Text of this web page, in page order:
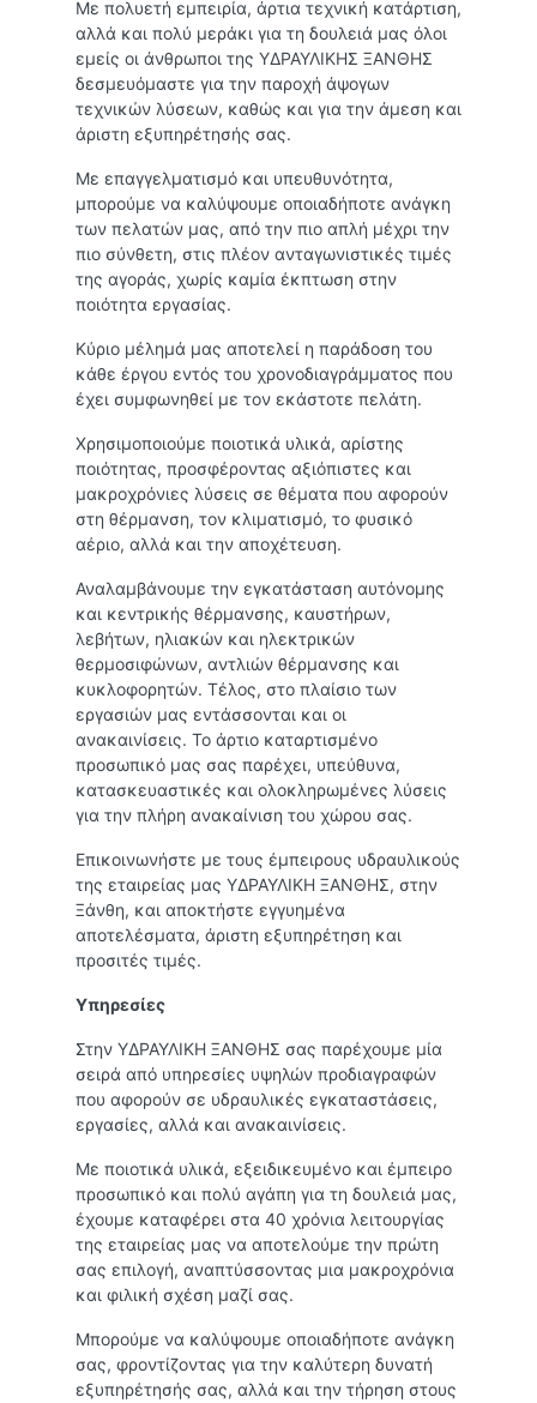
Με πολυετή εμπειρία, άρτια τεχνική κατάρτιση,
αλλά και πολύ μεράκι για τη δουλειά μας όλοι
εμείς οι άνθρωποι της ΥΔΡΑΥΛΙΚΗΣ ΞΑΝΘΗΣ
δεσμευόμαστε για την παροχή άψογων
τεχνικών λύσεων, καθώς και για την άμεση και
άριστη εξυπηρέτησής σας.
Με επαγγελματισμό και υπευθυνότητα,
μπορούμε να καλύψουμε οποιαδήποτε ανάγκη
των πελατών μας, από την πιο απλή μέχρι την
πιο σύνθετη, στις πλέον ανταγωνιστικές τιμές
της αγοράς, χωρίς καμία έκπτωση στην
ποιότητα εργασίας.
Κύριο μέλημά μας αποτελεί η παράδοση του
κάθε έργου εντός του χρονοδιαγράμματος που
έχει συμφωνηθεί με τον εκάστοτε πελάτη.
Χρησιμοποιούμε ποιοτικά υλικά, αρίστης
ποιότητας, προσφέροντας αξιόπιστες και
μακροχρόνιες λύσεις σε θέματα που αφορούν
στη θέρμανση, τον κλιματισμό, το φυσικό
αέριο, αλλά και την αποχέτευση.
Αναλαμβάνουμε την εγκατάσταση αυτόνομης
και κεντρικής θέρμανσης, καυστήρων,
λεβήτων, ηλιακών και ηλεκτρικών
θερμοσιφώνων, αντλιών θέρμανσης και
κυκλοφορητών. Τέλος, στο πλαίσιο των
εργασιών μας εντάσσονται και οι
ανακαινίσεις. Το άρτιο καταρτισμένο
προσωπικό μας σας παρέχει, υπεύθυνα,
κατασκευαστικές και ολοκληρωμένες λύσεις
για την πλήρη ανακαίνιση του χώρου σας.
Επικοινωνήστε με τους έμπειρους υδραυλικούς
της εταιρείας μας ΥΔΡΑΥΛΙΚΗ ΞΑΝΘΗΣ, στην
Ξάνθη, και αποκτήστε εγγυημένα
αποτελέσματα, άριστη εξυπηρέτηση και
προσιτές τιμές.
Υπηρεσίες
Στην ΥΔΡΑΥΛΙΚΗ ΞΑΝΘΗΣ σας παρέχουμε μία
σειρά από υπηρεσίες υψηλών προδιαγραφών
που αφορούν σε υδραυλικές εγκαταστάσεις,
εργασίες, αλλά και ανακαινίσεις.
Με ποιοτικά υλικά, εξειδικευμένο και έμπειρο
προσωπικό και πολύ αγάπη για τη δουλειά μας,
έχουμε καταφέρει στα 40 χρόνια λειτουργίας
της εταιρείας μας να αποτελούμε την πρώτη
σας επιλογή, αναπτύσσοντας μια μακροχρόνια
και φιλική σχέση μαζί σας.
Μπορούμε να καλύψουμε οποιαδήποτε ανάγκη
σας, φροντίζοντας για την καλύτερη δυνατή
εξυπηρέτησής σας, αλλά και την τήρηση στους